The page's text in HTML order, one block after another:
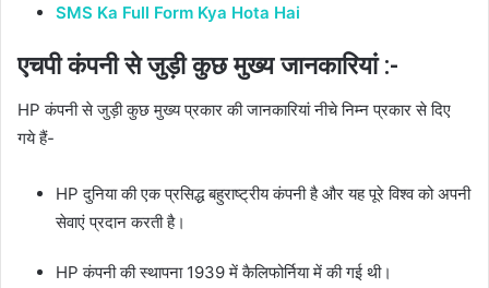
SMS Ka Full Form Kya Hota Hai
एचपी कंपनी से जुड़ी कुछ मुख्य जानकारियां :-
HP कंपनी से जुड़ी कुछ मुख्य प्रकार की जानकारियां नीचे निम्न प्रकार से दिए
गये हैं-
HP दुनिया की एक प्रसिद्ध बहुराष्ट्रीय कंपनी है और यह पूरे विश्व को अपनी
सेवाएं प्रदान करती है।
HP कंपनी की स्थापना 1939 में कैलिफोर्निया में की गई थी।